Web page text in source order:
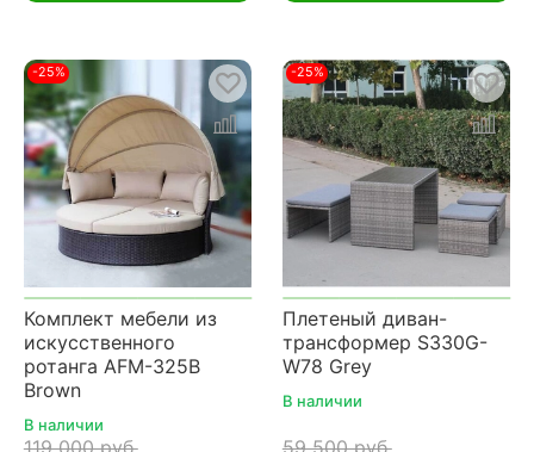
-25%
Комплект мебели из
искусственного
ротанга AFM-325B
Brown
В наличии
119 000 руб.
-25%
Плетеный диван-
трансформер S330G-
W78 Grey
В наличии
59 500 руб.